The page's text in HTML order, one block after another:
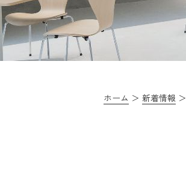
ホーム 新着情報